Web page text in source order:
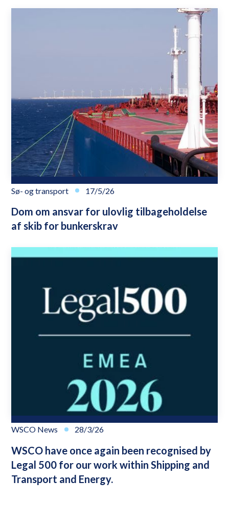
Sø- og transport 17/5/26
Dom om ansvar for ulovlig tilbageholdelse
af skib for bunkerskrav
WSCO News 28/3/26
WSCO have once again been recognised by
Legal 500 for our work within Shipping and
Transport and Energy.